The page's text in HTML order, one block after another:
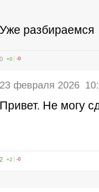
Уже разбираемся
0 +0 -0
23 февраля 2026
Привет. Не могу
2 +2 -0